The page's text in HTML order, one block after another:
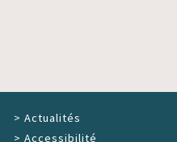
> Actualités
> Accessibilité